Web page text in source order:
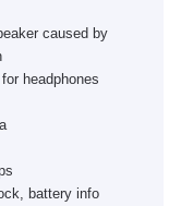
caused by
headphones
battery info